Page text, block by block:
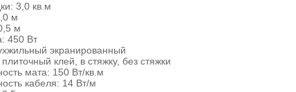
3,0 кв.м
м
м
450 Вт
экранированный
клей, в стяжку, без стяжки
мата: 150 Вт/кв.м
кабеля: 14 Вт/м